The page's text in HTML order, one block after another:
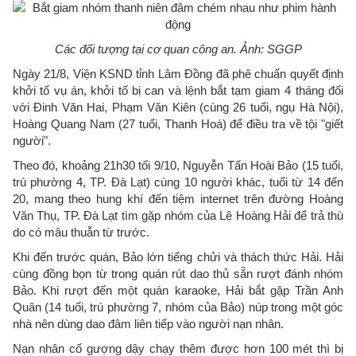
Các đối tượng tại cơ quan công an. Ảnh: SGGP
Ngày 21/8, Viện KSND tỉnh Lâm Đồng đã phê chuẩn quyết định
khởi tố vụ án, khởi tố bị can và lệnh bắt tạm giam 4 tháng đối
với Đinh Văn Hai, Phạm Văn Kiên (cùng 26 tuổi, ngụ Hà Nội),
Hoàng Quang Nam (27 tuổi, Thanh Hoá) để điều tra về tội "giết
người".
Theo đó, khoảng 21h30 tối 9/10, Nguyễn Tấn Hoài Bảo (15 tuổi,
trú phường 4, TP. Đà Lạt) cùng 10 người khác, tuổi từ 14 đến
20, mang theo hung khí đến tiệm internet trên đường Hoàng
Văn Thụ, TP. Đà Lạt tìm gặp nhóm của Lê Hoàng Hải để trả thù
do có mâu thuẫn từ trước.
Khi đến trước quán, Bảo lớn tiếng chửi và thách thức Hải. Hải
cùng đồng bọn từ trong quán rút dao thủ sẵn rượt đánh nhóm
Bảo. Khi rượt đến một quán karaoke, Hải bắt gặp Trần Anh
Quân (14 tuổi, trú phường 7, nhóm của Bảo) núp trong một góc
nhà nên dùng dao đâm liên tiếp vào người nạn nhân.
Nạn nhân cố gượng dậy chạy thêm được hơn 100 mét thì bị